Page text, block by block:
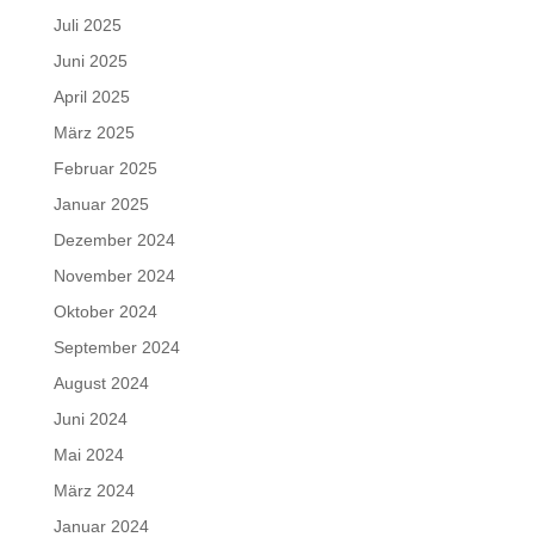
Juli 2025
Juni 2025
April 2025
März 2025
Februar 2025
Januar 2025
Dezember 2024
November 2024
Oktober 2024
September 2024
August 2024
Juni 2024
Mai 2024
März 2024
Januar 2024